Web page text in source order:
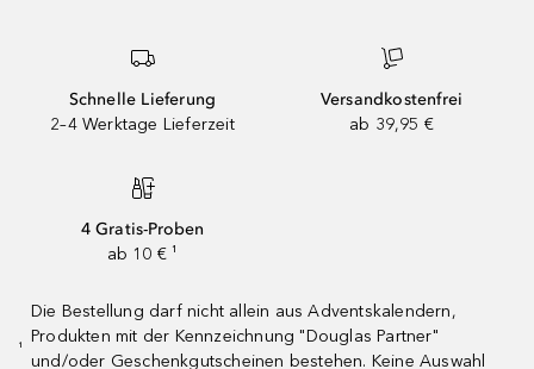
Schnelle Lieferung
2–4 Werktage Lieferzeit
Versandkostenfrei
ab 39,95 €
4 Gratis-Proben
ab 10 € ¹
¹
Die Bestellung darf nicht allein aus Adventskalendern,
Produkten mit der Kennzeichnung "Douglas Partner"
und/oder Geschenkgutscheinen bestehen. Keine Auswahl